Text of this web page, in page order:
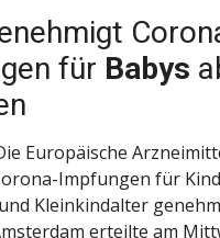
für Babys
Europäische
Impfungen für
Kleinkindalter
erteilte am